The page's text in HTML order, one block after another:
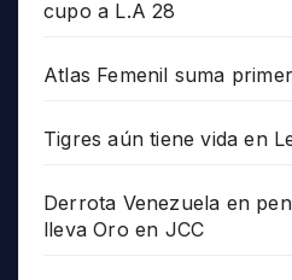
cupo a L.A 28
Atlas Femenil suma
Tigres aún tiene vida en
Derrota Venezuela en
lleva Oro en JCC